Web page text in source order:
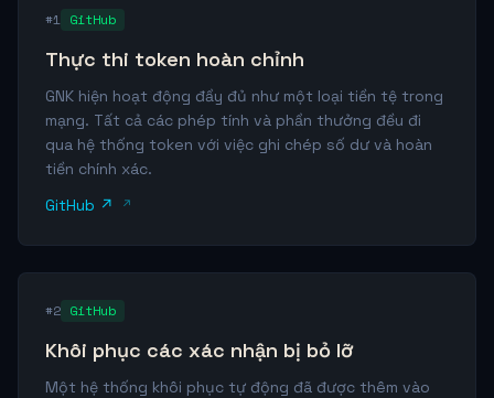
#1 GitHub
Thực thi token hoàn chỉnh
GNK hiện hoạt động đầy đủ như một loại tiền tệ trong
mạng. Tất cả các phép tính và phần thưởng đều đi
qua hệ thống token với việc ghi chép số dư và hoàn
tiền chính xác.
GitHub ↗
#2 GitHub
Khôi phục các xác nhận bị bỏ lỡ
Một hệ thống khôi phục tự động đã được thêm vào